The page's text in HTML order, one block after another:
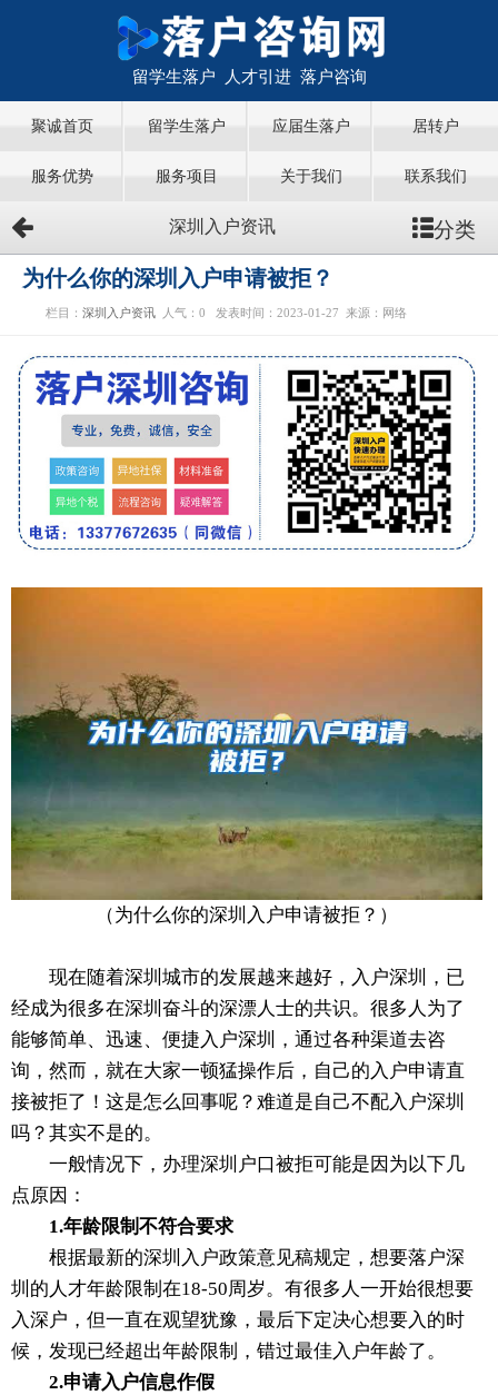
留学生落户 人才引进 落户咨询
聚诚首页 留学生落户 应届生落户 居转户
服务优势 服务项目 关于我们 联系我们
深圳入户资讯 分类
为什么你的深圳入户申请被拒？
栏目： 深圳入户资讯 人气： 0 发表时间：2023-01-27 来源：网络
（为什么你的深圳入户申请被拒？）
现在随着深圳城市的发展越来越好，入户深圳，已
经成为很多在深圳奋斗的深漂人士的共识。很多人为了
能够简单、迅速、便捷入户深圳，通过各种渠道去咨
询，然而，就在大家一顿猛操作后，自己的入户申请直
接被拒了！这是怎么回事呢？难道是自己不配入户深圳
吗？其实不是的。
一般情况下，办理深圳户口被拒可能是因为以下几
点原因：
1.年龄限制不符合要求
根据最新的深圳入户政策意见稿规定，想要落户深
圳的人才年龄限制在18-50周岁。有很多人一开始很想要
入深户，但一直在观望犹豫，最后下定决心想要入的时
候，发现已经超出年龄限制，错过最佳入户年龄了。
2.申请入户信息作假